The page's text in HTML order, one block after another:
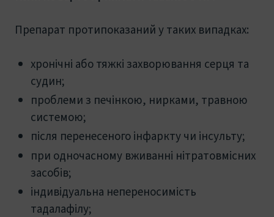
Препарат протипоказаний у таких випадках:
хронічні або тяжкі захворювання серця та
судин;
проблеми з печінкою, нирками, травною
системою;
після перенесеного інфаркту чи інсульту;
при одночасному вживанні нітратовмісних
засобів;
індивідуальна непереносимість
тадалафілу;